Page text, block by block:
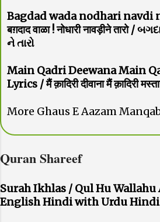
Bagdad wada nodhari navdi
बग़दाद वाळा ! नोधारी नावड़ीने तारो /
ને તારો
Main Qadri Deewana Main
Lyrics / मैं क़ादिरी दीवाना मैं क़ादिरी
More Ghaus E Aazam
Quran Shareef
Surah Ikhlas / Qul Hu
English Hindi with Urdu